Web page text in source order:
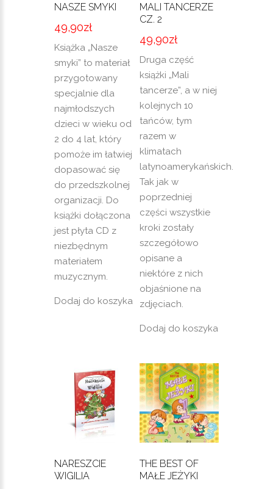
NASZE SMYKI
49,90zł
Książka „Nasze
smyki” to materiał
przygotowany
specjalnie dla
najmłodszych
dzieci w wieku od
2 do 4 lat, który
pomoże im łatwiej
dopasować się
do przedszkolnej
organizacji. Do
książki dołączona
jest płyta CD z
niezbędnym
materiałem
muzycznym.
Dodaj do koszyka
MALI TANCERZE
CZ. 2
49,90zł
Druga część
książki „Mali
tancerze”, a w niej
kolejnych 10
tańców, tym
razem w
klimatach
latynoamerykańskich.
Tak jak w
poprzedniej
części wszystkie
kroki zostały
szczegółowo
opisane a
niektóre z nich
objaśnione na
zdjęciach.
Dodaj do koszyka
NARESZCIE
WIGILIA
THE BEST OF
MAŁE JEŻYKI